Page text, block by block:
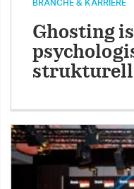
BRANCHE & KARRIERE
Ghosting